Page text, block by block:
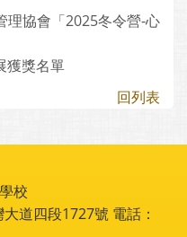
理協會「2025冬令營-心
獲獎名單
回列表
校
道四段1727號 電話：